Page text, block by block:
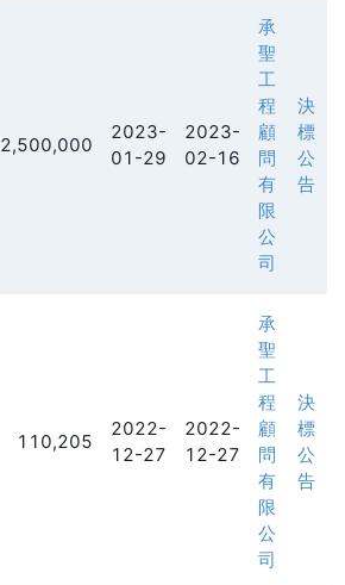
2,500,000
2023-
01-29
2023-
02-16
承
聖
工
程
顧
問
有
限
公
司
決
標
公
告
110,205
2022-
12-27
2022-
12-27
承
聖
工
程
顧
問
有
限
公
司
決
標
公
告